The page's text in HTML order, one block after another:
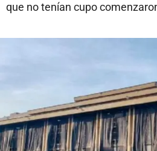
que no tenían cupo